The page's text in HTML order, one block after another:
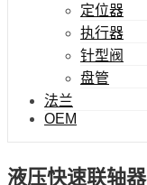
定位器
执行器
针型阀
盘管
法兰
OEM
液压快速联轴器